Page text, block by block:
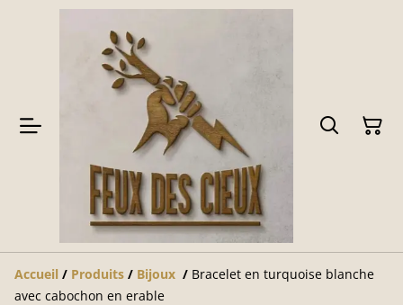
Accueil / Produits / Bijoux / Bracelet en turquoise blanche
avec cabochon en erable